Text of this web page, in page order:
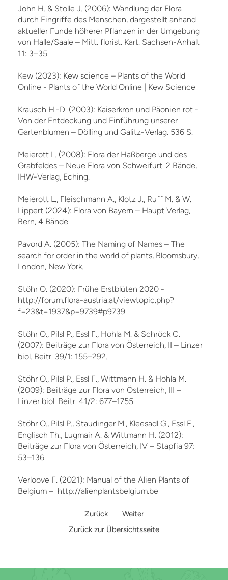
John H. & Stolle J. (2006): Wandlung der Flora
durch Eingriffe des Menschen, dargestellt anhand
aktueller Funde höherer Pflanzen in der Umgebung
von Halle/Saale – Mitt. florist. Kart. Sachsen-Anhalt
11: 3–35.
Kew (2023): Kew science – Plants of the World
Online - Plants of the World Online | Kew Science
Krausch H.-D. (2003): Kaiserkron und Päonien rot -
Von der Entdeckung und Einführung unserer
Gartenblumen – Dölling und Galitz-Verlag. 536 S.
Meierott L. (2008): Flora der Haßberge und des
Grabfeldes – Neue Flora von Schweifurt. 2 Bände,
IHW-Verlag, Eching.
Meierott L., Fleischmann A., Klotz J., Ruff M. & W.
Lippert (2024): Flora von Bayern – Haupt Verlag,
Bern, 4 Bände.
Pavord A. (2005): The Naming of Names – The
search for order in the world of plants, Bloomsbury,
London, New York.
Stöhr O. (2020): Frühe Erstblüten 2020 -
http://forum.flora-austria.at/viewtopic.php?
f=23&t=1937&p=9739#p9739
Stöhr O., Pilsl P., Essl F., Hohla M. & Schröck C.
(2007): Beiträge zur Flora von Österreich, II – Linzer
biol. Beitr. 39/1: 155–292.
Stöhr O., Pilsl P., Essl F., Wittmann H. & Hohla M.
(2009): Beiträge zur Flora von Österreich, III –
Linzer biol. Beitr. 41/2: 677–1755.
Stöhr O., Pilsl P., Staudinger M., Kleesadl G., Essl F.,
Englisch Th., Lugmair A. & Wittmann H. (2012):
Beiträge zur Flora von Österreich, IV – Stapfia 97:
53–136.
Verloove F. (2021): Manual of the Alien Plants of
Belgium – http://alienplantsbelgium.be
Zurück
Weiter
Zurück zur Übersichtsseite